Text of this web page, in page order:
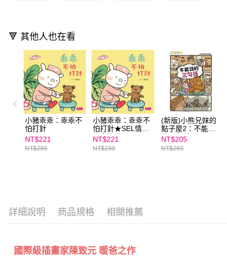
🔻 其他人也在看
小豬乖乖：乖乖不
怕打針
NT$221
NT$280
小豬乖乖：乖乖不
怕打針★SEL情緒
教育推薦
NT$221
NT$280
(新版)小熊兄妹的
點子屋2：不能說
的三句話
NT$205
NT$260
詳細說明 商品規格 相關推薦
國際級插畫家陳致元 暖爸之作